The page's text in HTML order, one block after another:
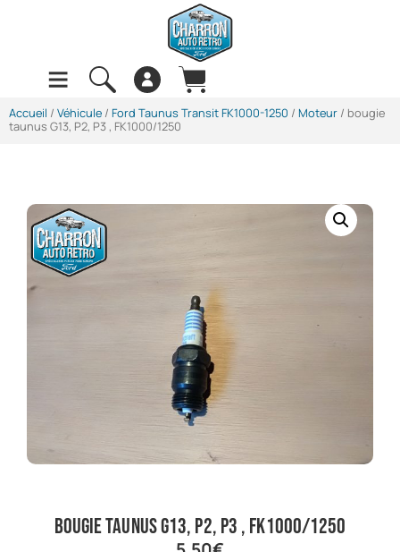
Accueil / Véhicule / Ford Taunus Transit FK1000-1250 / Moteur / bougie
taunus G13, P2, P3 , FK1000/1250
bougie taunus G13, P2, P3 , FK1000/1250